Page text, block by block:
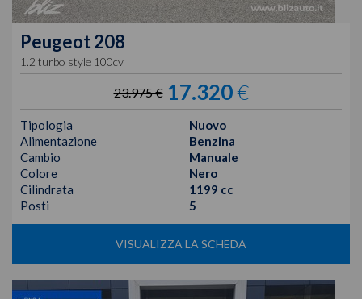
Peugeot 208
1.2 turbo style 100cv
23.975 € 17.320€
Tipologia
Nuovo
Alimentazione
Benzina
Cambio
Manuale
Colore
Nero
Cilindrata
1199 cc
Posti
5
VISUALIZZA LA SCHEDA